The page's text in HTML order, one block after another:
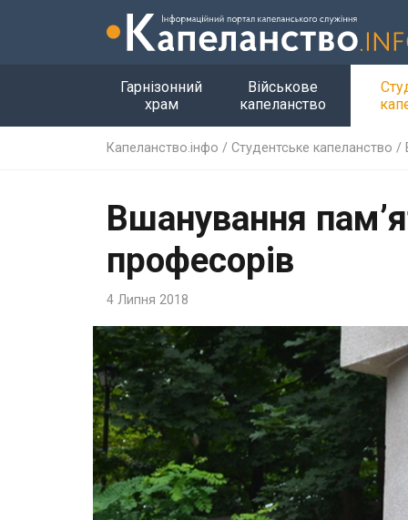
Гарнізонний
храм
Військове
капеланство
Капеланство.інфо / Студентське капеланство /
Вшанування
професорів
4 Липня 2018